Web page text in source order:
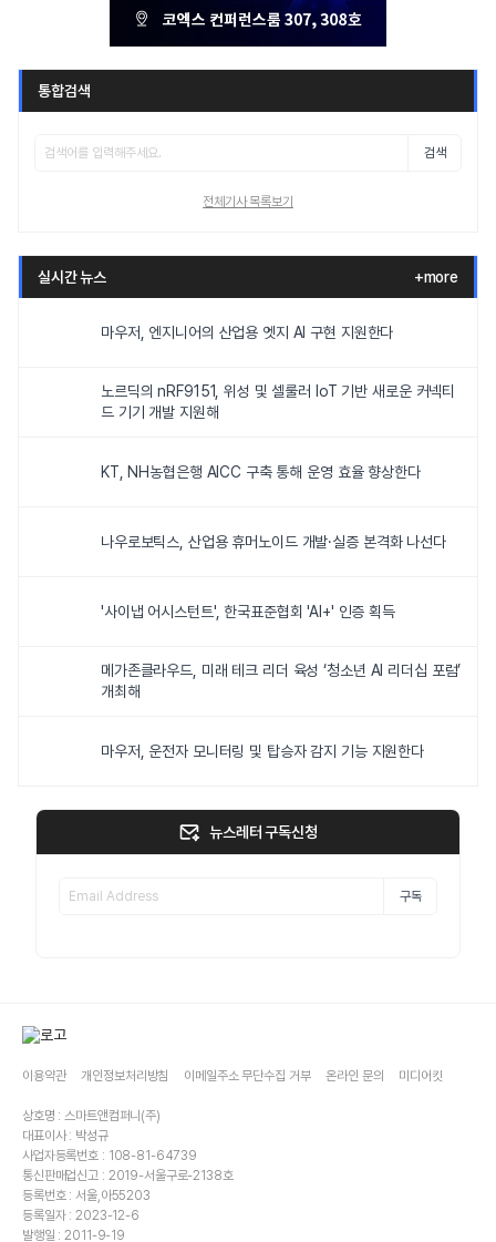
통합검색
검색
전체기사 목록보기
실시간 뉴스 +more
마우저, 엔지니어의 산업용 엣지 AI 구현 지원한다
노르딕의 nRF9151, 위성 및 셀룰러 IoT 기반 새로운 커넥티
드 기기 개발 지원해
KT, NH농협은행 AICC 구축 통해 운영 효율 향상한다
나우로보틱스, 산업용 휴머노이드 개발·실증 본격화 나선다
'사이냅 어시스턴트', 한국표준협회 'AI+' 인증 획득
메가존클라우드, 미래 테크 리더 육성 ‘청소년 AI 리더십 포럼’
개최해
마우저, 운전자 모니터링 및 탑승자 감지 기능 지원한다
뉴스레터 구독신청
구독
이용약관 개인정보처리방침 이메일주소 무단수집 거부 온라인 문의 미디어킷
상호명 : 스마트앤컴퍼니(주)
대표이사 : 박성규
사업자등록번호 : 108-81-64739
통신판매업신고 : 2019-서울구로-2138호
등록번호 : 서울,아55203
등록일자 : 2023-12-6
발행일 : 2011-9-19